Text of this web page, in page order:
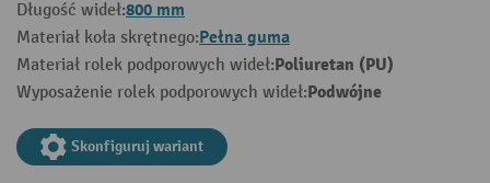
Długość wideł:800 mm
Materiał koła skrętnego:Pełna guma
Materiał rolek podporowych wideł:Poliuretan (PU)
Wyposażenie rolek podporowych wideł:Podwójne
Skonfiguruj wariant